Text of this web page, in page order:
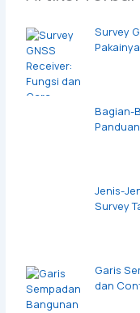
Survey
Pakainya
Bagian-
Jenis-
Survey
Garis
dan